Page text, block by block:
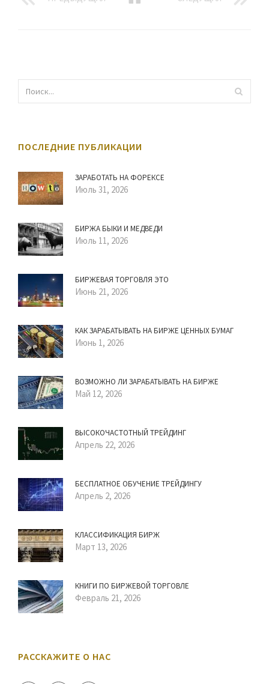
ПОСЛЕДНИЕ ПУБЛИКАЦИИ
ЗАРАБОТАТЬ НА ФОРЕКСЕ
Июль 31, 2026
БИРЖА БЫКИ И МЕДВЕДИ
Июль 11, 2026
БИРЖЕВАЯ ТОРГОВЛЯ ЭТО
Июнь 21, 2026
КАК ЗАРАБАТЫВАТЬ НА БИРЖЕ ЦЕННЫХ БУМАГ
Июнь 1, 2026
ВОЗМОЖНО ЛИ ЗАРАБАТЫВАТЬ НА БИРЖЕ
Май 12, 2026
ВЫСОКОЧАСТОТНЫЙ ТРЕЙДИНГ
Апрель 22, 2026
БЕСПЛАТНОЕ ОБУЧЕНИЕ ТРЕЙДИНГУ
Апрель 2, 2026
КЛАССИФИКАЦИЯ БИРЖ
Март 13, 2026
КНИГИ ПО БИРЖЕВОЙ ТОРГОВЛЕ
Февраль 21, 2026
РАССКАЖИТЕ О НАС